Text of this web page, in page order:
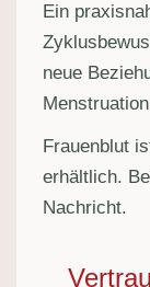
Ein
neue
Frauenblut
erhältlich.
Nachricht.